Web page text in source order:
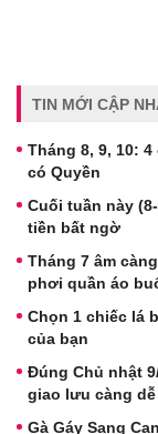
TIN MỚI CẬP
Tháng 8, 9, 10:
có Quyền
Cuối tuần này
tiền bất ngờ
Tháng 7 âm
phơi quần áo
Chọn 1 chiếc lá
của bạn
Đúng Chủ nhật
giao lưu càng
Gà Gáy Sang